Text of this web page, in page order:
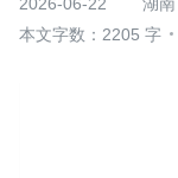
本文字数：2205 字